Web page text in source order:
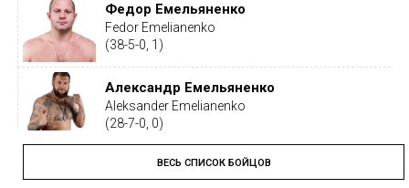
Федор Емельяненко
Fedor Emelianenko
(38-5-0, 1)
Александр Емельяненко
Aleksander Emelianenko
(28-7-0, 0)
Тайрон Вудли
Tyron Woodley
ВЕСЬ СПИСОК БОЙЦОВ